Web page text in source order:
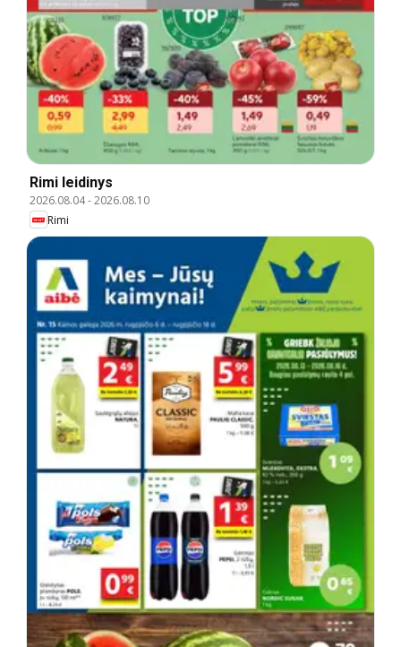
Rimi leidinys
2026.08.04-2026.08.10
Rimi